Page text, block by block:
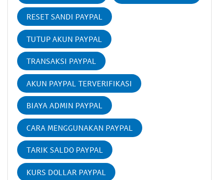
RESET SANDI PAYPAL
TUTUP AKUN PAYPAL
TRANSAKSI PAYPAL
AKUN PAYPAL TERVERIFIKASI
BIAYA ADMIN PAYPAL
CARA MENGGUNAKAN PAYPAL
TARIK SALDO PAYPAL
KURS DOLLAR PAYPAL